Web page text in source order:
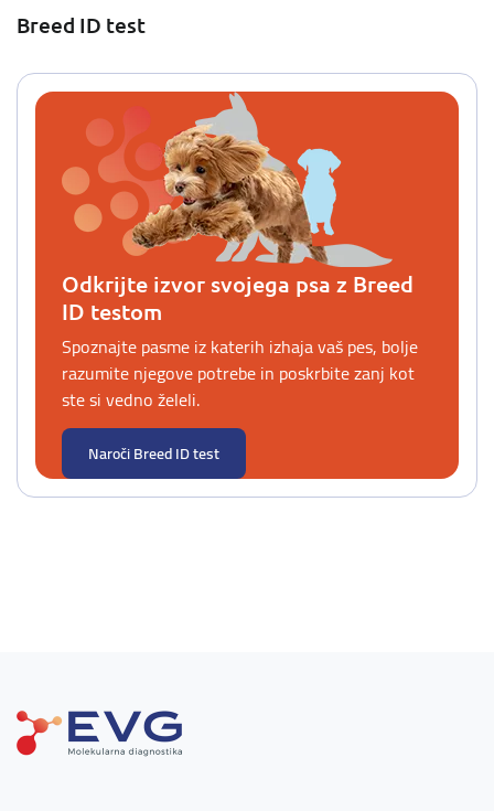
Breed ID test
Odkrijte izvor svojega psa z Breed
ID testom
Spoznajte pasme iz katerih izhaja vaš pes, bolje
razumite njegove potrebe in poskrbite zanj kot
ste si vedno želeli.
Naroči Breed ID test